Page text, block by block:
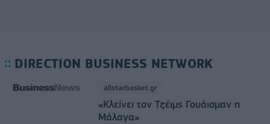
DIRECTION BUSINESS NETWORK
allstarbasket.gr
«Κλείνει τον Τζέιμς Γουάισμαν η
Μάλαγα»